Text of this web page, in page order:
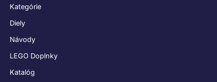
Obchodné podmienky
Reklamačný poriadok
Odstúpenie od zmluvy
Zásady používania súborov cookies
Vyhlásenie o ochrane osobných údajov